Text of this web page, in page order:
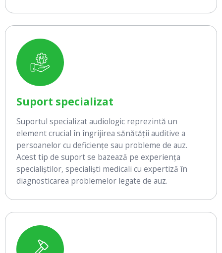
Suport specializat
Suportul specializat audiologic reprezintă un
element crucial în îngrijirea sănătății auditive a
persoanelor cu deficiențe sau probleme de auz.
Acest tip de suport se bazează pe experiența
specialiștilor, specialiști medicali cu expertiză în
diagnosticarea problemelor legate de auz.